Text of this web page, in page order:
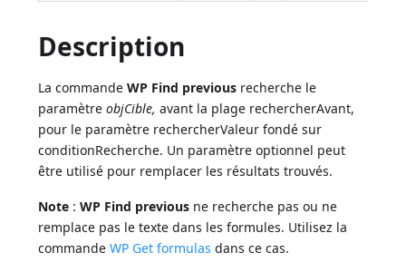
Description
La commandeWP Find previous recherche le
paramètreobjCible, avant la plage rechercherAvant,
pour le paramètre rechercherValeur fondé sur
conditionRecherche. Un paramètre optionnel peut
être utilisé pour remplacer les résultats trouvés.
Note :WP Find previous ne recherche pas ou ne
remplace pas le texte dans les formules. Utilisez la
commandeWP Get formulas dans ce cas.